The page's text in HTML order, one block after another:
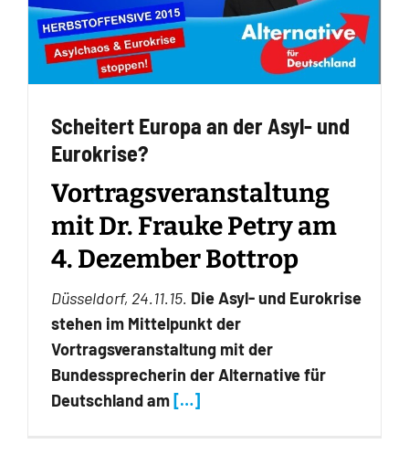
Scheitert Europa an der Asyl- und
Eurokrise?
Vortragsveranstaltung
mit Dr. Frauke Petry am
4. Dezember Bottrop
Düsseldorf, 24.11.15. Die Asyl- und Eurokrise
stehen im Mittelpunkt der
Vortragsveranstaltung mit der
Bundessprecherin der Alternative für
Deutschland am […]